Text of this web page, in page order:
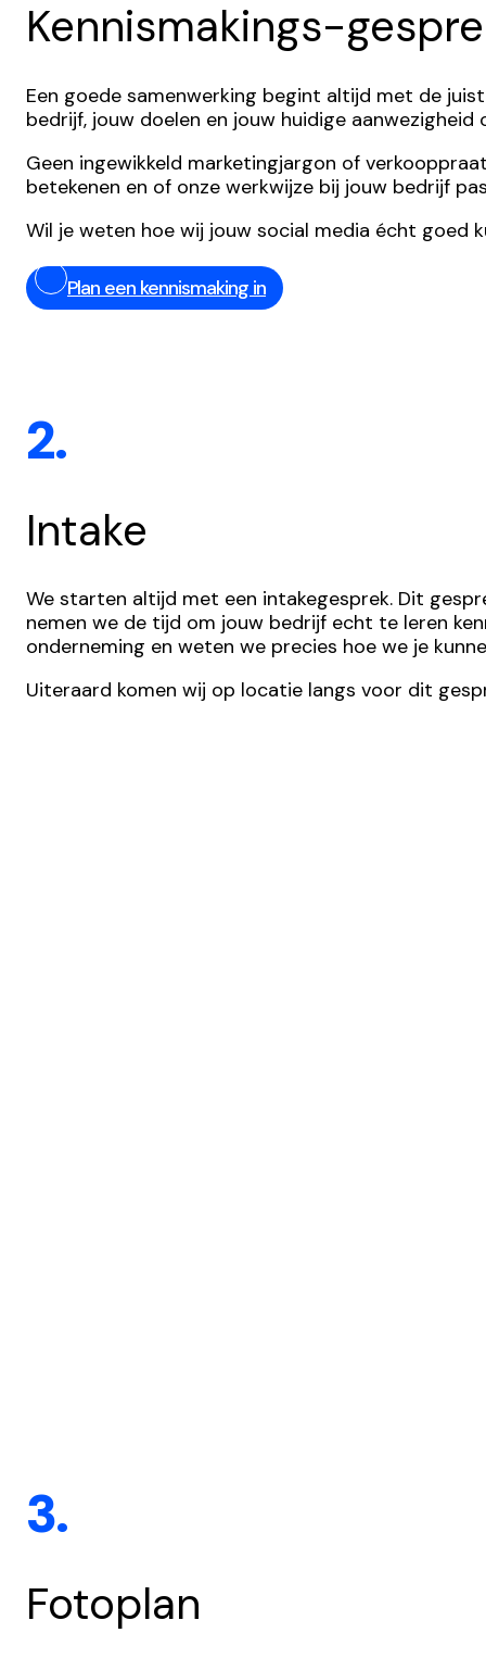
Kennismakings-
Een goede samenwerking begint altijd met de
bedrijf, jouw doelen en jouw huidige
Geen ingewikkeld marketingjargon of
betekenen en of onze werkwijze bij jouw bedrijf
Wil je weten hoe wij jouw social media écht goed
Plan een kennismaking in
2.
Intake
We starten altijd met een intakegesprek. Dit
nemen we de tijd om jouw bedrijf echt te leren
onderneming en weten we precies hoe we je
Uiteraard komen wij op locatie langs voor dit
3.
Fotoplan